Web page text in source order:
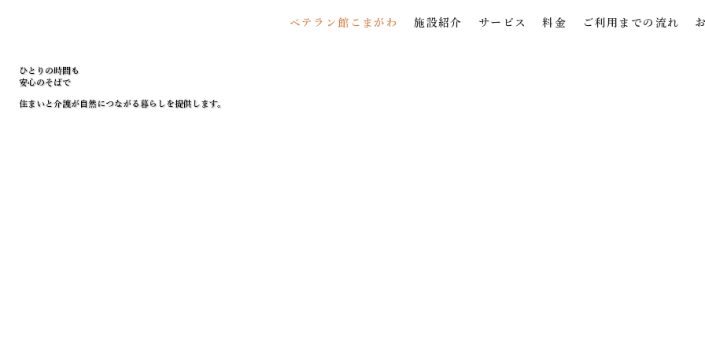
ベテラン館こまがわ 施設紹介 サービス 料金 ご利用までの流れ
住まいと介護が自然につながる暮らしを提供します。
ひとりの時間も
安心のそばで